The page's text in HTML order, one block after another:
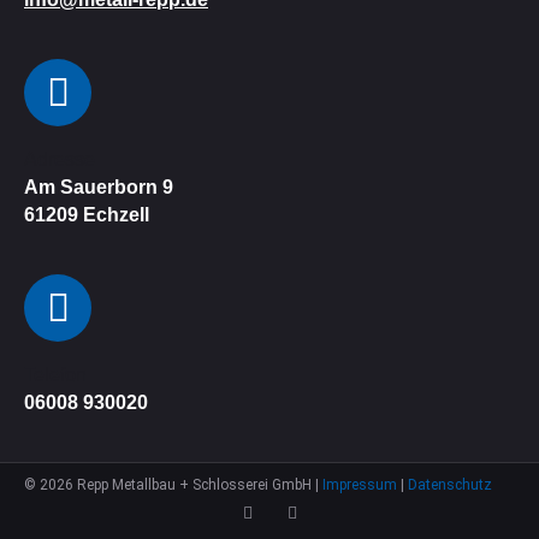
Am Sauerborn 9
61209 Echzell
06008 930020
© 2026 Repp Metallbau + Schlosserei GmbH | Impressum | Datenschutz